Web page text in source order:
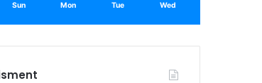
Sun Mon Tue Wed